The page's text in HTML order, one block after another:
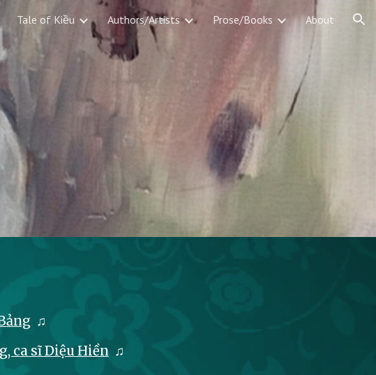
to navigation
Tale of Kiều Authors/Artists Prose/Books About
♫
ca sĩ Diệu Hiền ♫